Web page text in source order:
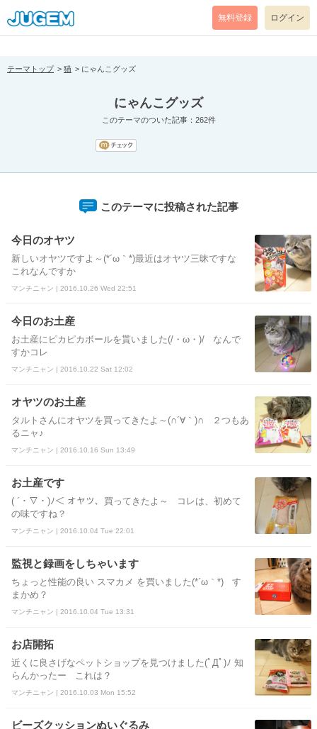
[pear_error: message="Success" code=0 mode=return level=notice
prefix="" info=""]
無料登録 ログイン
テーマトップ 猫 にゃんこグッズ
にゃんこグッズ
このテーマのついた記事：262件
このテーマに投稿された記事
今日のオヤツ
新しいオヤツですよ～(*´ω｀*)最近はオヤツ三昧ですな
これなんですか
マンチニャン | 2016.10.26 Wed 22:51
今日のお土産
お土産にピカピカボールを貰いました(/・ω・)/ なんで
すかコレ
マンチニャン | 2016.10.22 Sat 12:02
オヤツのお土産
タルトさんにオヤツを買ってきたよ～(∩´∀｀)∩ ２つもあ
るニャ♪
マンチニャン | 2016.10.16 Sun 13:49
お土産です
( ´・▽・)ﾉ＜ オヤツ、買ってきたよ～ コレは、初めて
の味ですね？
マンチニャン | 2016.10.04 Tue 22:01
監視と録画をしちゃいます
ちょっと性能の良い スマカメ を買いました(*´ω｀*) す
まかめ？
マンチニャン | 2016.10.04 Tue 13:31
お店開拓
近くに良さげなペットショップを見つけました(ﾟДﾟ)ﾉ 知
らんかったー これは？
マンチニャン | 2016.10.03 Mon 15:52
ビーズクッションぬいぐるみ